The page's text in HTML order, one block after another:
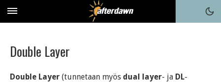
Double Layer
Double Layer (tunnetaan myös dual layer- ja DL-